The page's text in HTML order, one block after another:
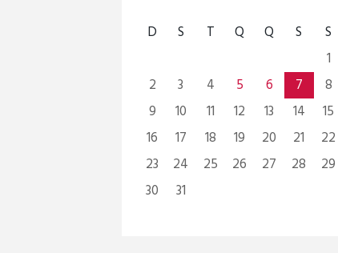
D S T Q Q S
S
1
2
3 4 5 6 7
8
9
10 11 12 13 14
15
16
17 18 19 20 21
22
23
24 25 26 27 28
29
30
31